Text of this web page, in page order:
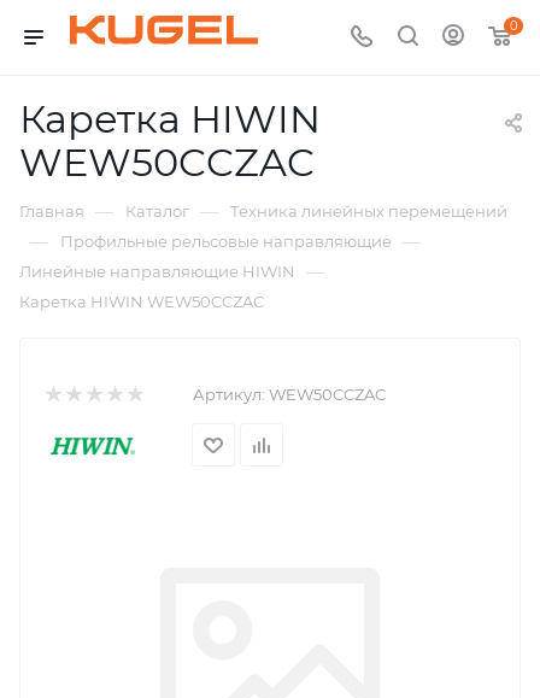
0
Каретка HIWIN
WEW50CCZAC
Главная — Каталог — Техника линейных перемещений
— Профильные рельсовые направляющие —
Линейные направляющие HIWIN —
Каретка HIWIN WEW50CCZAC
Артикул: WEW50CCZAC